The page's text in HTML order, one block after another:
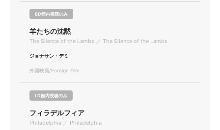
BD館内視聴のみ
羊たちの沈黙
The Silence of the Lambs ／ The Silence of the Lambs
ジョナサン・デミ
外国映画/Foreign Film
LD館内視聴のみ
フィラデルフィア
Philadelphia ／ Philadelphia